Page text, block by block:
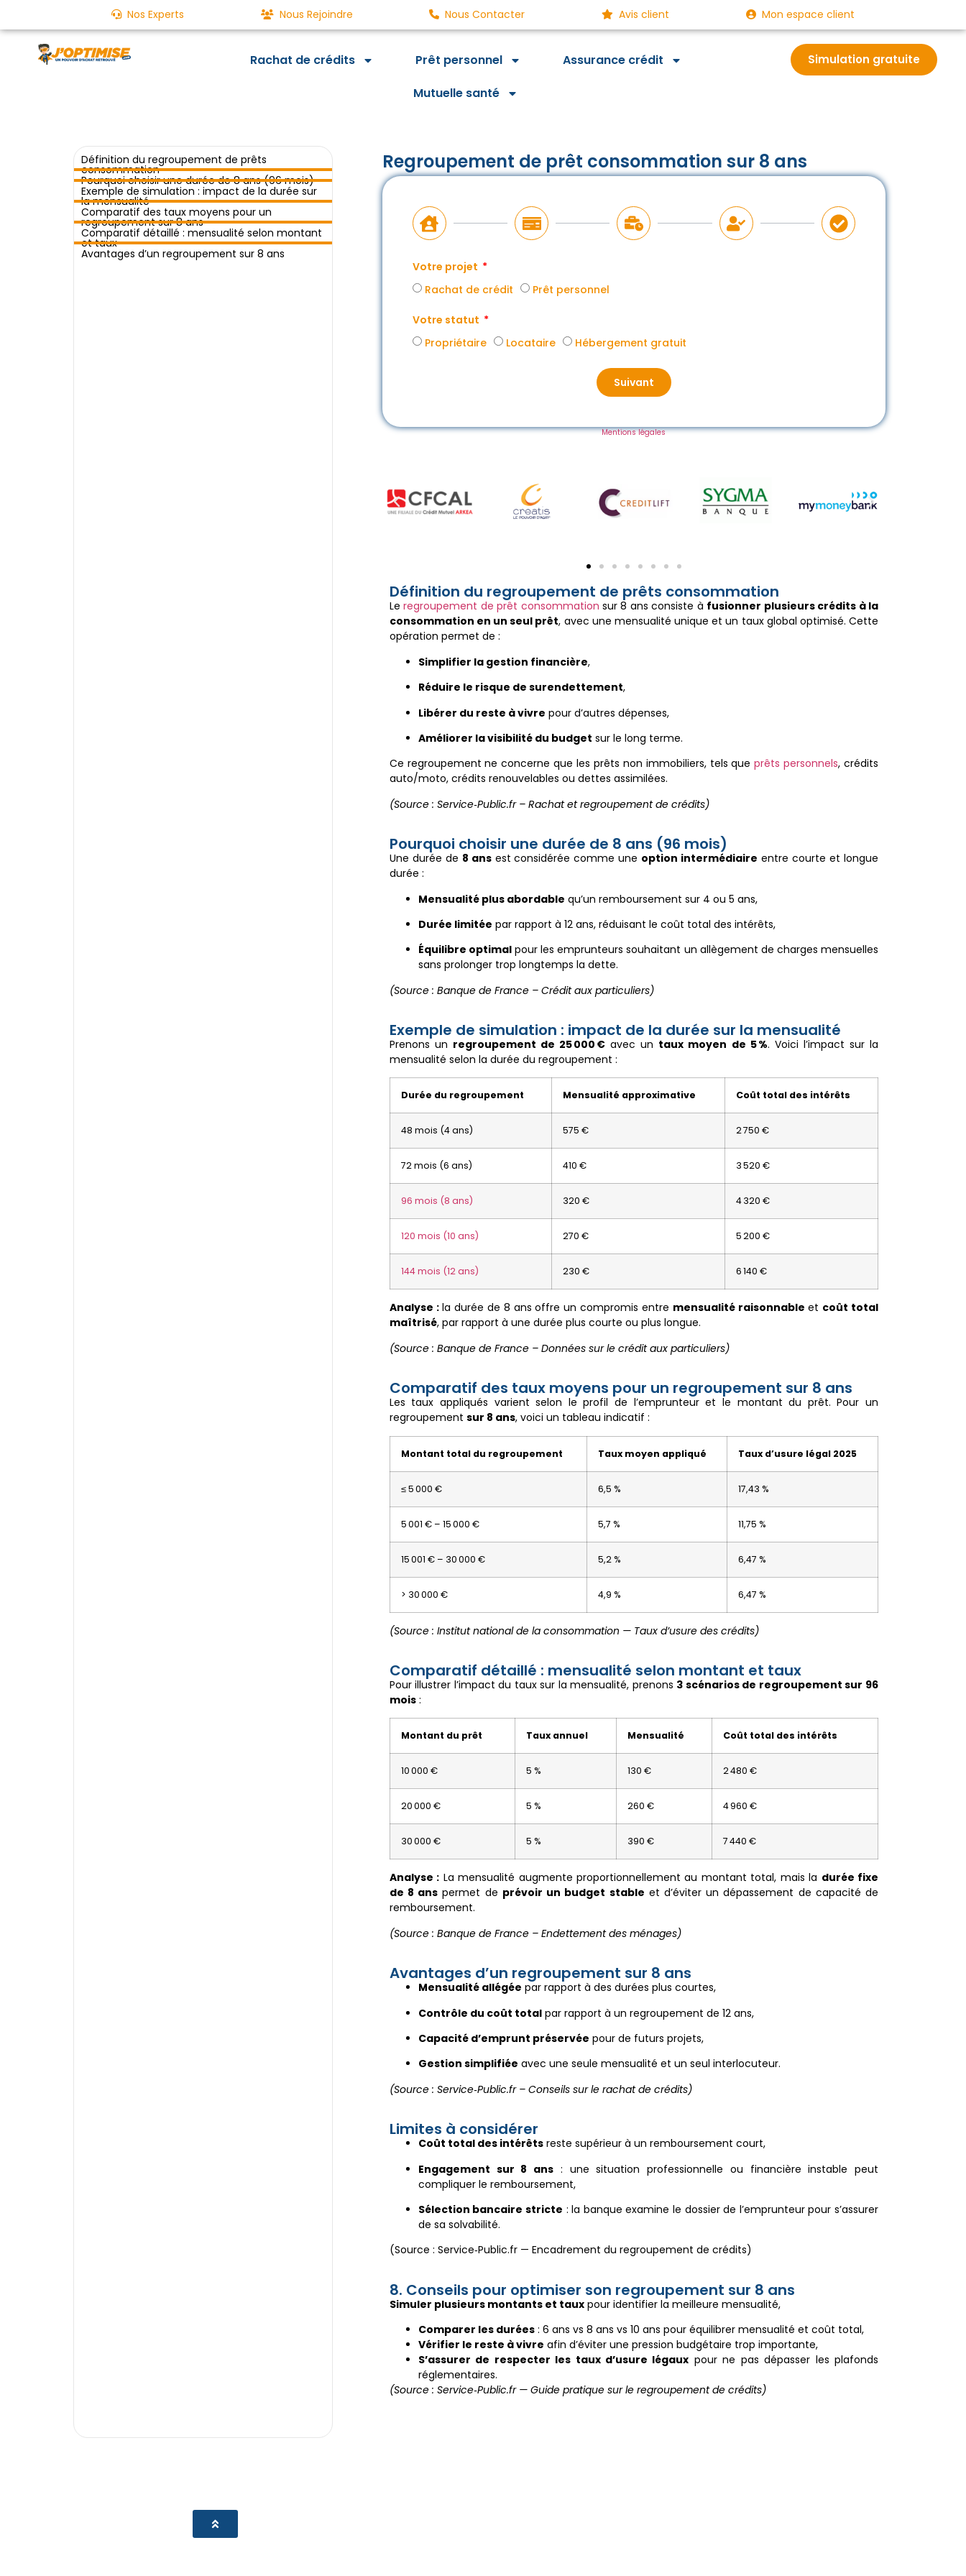
Nos Experts Nous Rejoindre Nous Contacter Avis client Mon espace client
Rachat de crédits Prêt personnel
Assurance crédit
Mutuelle santé
Simulation gratuite
Définition du regroupement de prêts
consommation
Pourquoi choisir une durée de 8 ans (96 mois)
Exemple de simulation : impact de la durée sur
la mensualité
Comparatif des taux moyens pour un
regroupement sur 8 ans
Comparatif détaillé : mensualité selon montant
et taux
Avantages d’un regroupement sur 8 ans
Regroupement de prêt consommation sur 8 ans
Votre projet
Rachat de crédit
Prêt personnel
Votre statut
Propriétaire
Locataire Hébergement gratuit
Suivant
Mentions légales
Définition du regroupement de prêts consommation
Leregroupement de prêt consommation sur 8 ans consiste à fusionner plusieurs crédits à la
consommation en un seul prêt, avec une mensualité unique et un taux global optimisé. Cette
opération permet de :
Simplifier la gestion financière,
Réduire le risque de surendettement,
Libérer du reste à vivre pour d’autres dépenses,
Améliorer la visibilité du budget sur le long terme.
Ce regroupement ne concerne que les prêts non immobiliers, tels queprêts personnels, crédits
auto/moto, crédits renouvelables ou dettes assimilées.
(Source : Service‑Public.fr – Rachat et regroupement de crédits)
Pourquoi choisir une durée de 8 ans (96 mois)
Une durée de 8 ansest considérée comme une option intermédiaire entre courte et longue
durée :
Mensualité plus abordable qu’un remboursement sur 4 ou 5 ans,
Durée limitée par rapport à 12 ans, réduisant le coût total des intérêts,
Équilibre optimalpour les emprunteurs souhaitant un allègement de charges mensuelles
sans prolonger trop longtemps la dette.
(Source : Banque de France – Crédit aux particuliers)
Exemple de simulation : impact de la durée sur la mensualité
Prenons un regroupement de 25 000 € avec un taux moyen de 5 %. Voici l’impact sur la
mensualité selon la durée du regroupement :
Durée du regroupement Mensualité approximative Coût total des intérêts
48 mois (4 ans) 575 € 2 750 €
72 mois (6 ans) 410 € 3 520 €
96 mois (8 ans) 320 € 4 320 €
120 mois (10 ans) 270 € 5 200 €
144 mois (12 ans) 230 € 6 140 €
Analyse :la durée de 8 ans offre un compromis entre mensualité raisonnable et coût total
maîtrisé, par rapport à une durée plus courte ou plus longue.
(Source : Banque de France – Données sur le crédit aux particuliers)
Comparatif des taux moyens pour un regroupement sur 8 ans
Les taux appliqués varient selon le profil de l’emprunteur et le montant du prêt. Pour un
regroupement sur 8 ans, voici un tableau indicatif :
Montant total du regroupement Taux moyen appliqué Taux d’usure légal 2025
≤ 5 000 € 6,5 % 17,43 %
5 001 € – 15 000 € 5,7 % 11,75 %
15 001 € – 30 000 € 5,2 % 6,47 %
> 30 000 € 4,9 % 6,47 %
(Source : Institut national de la consommation — Taux d’usure des crédits)
Comparatif détaillé : mensualité selon montant et taux
Pour illustrer l’impact du taux sur la mensualité, prenons 3 scénarios de regroupement sur 96
mois:
Montant du prêt Taux annuel Mensualité Coût total des intérêts
10 000 € 5 % 130 € 2 480 €
20 000 € 5 % 260 € 4 960 €
30 000 € 5 % 390 € 7 440 €
Analyse : La mensualité augmente proportionnellement au montant total, mais la durée fixe
de 8 ans permet de prévoir un budget stable et d’éviter un dépassement de capacité de
remboursement.
(Source : Banque de France – Endettement des ménages)
Avantages d’un regroupement sur 8 ans
Mensualité allégée par rapport à des durées plus courtes,
Contrôle du coût totalpar rapport à un regroupement de 12 ans,
Capacité d’emprunt préservée pour de futurs projets,
Gestion simplifiée avec une seule mensualité et un seul interlocuteur.
(Source : Service‑Public.fr – Conseils sur le rachat de crédits)
Limites à considérer
Coût total des intérêtsreste supérieur à un remboursement court,
Engagement sur 8 ans : une situation professionnelle ou financière instable peut
compliquer le remboursement,
Sélection bancaire stricte : la banque examine le dossier de l’emprunteur pour s’assurer
de sa solvabilité.
(Source : Service‑Public.fr — Encadrement du regroupement de crédits)
8. Conseils pour optimiser son regroupement sur 8 ans
Simuler plusieurs montants et tauxpour identifier la meilleure mensualité,
Comparer les durées: 6 ans vs 8 ans vs 10 ans pour équilibrer mensualité et coût total,
Vérifier le reste à vivre afin d’éviter une pression budgétaire trop importante,
S’assurer de respecter les taux d’usure légaux pour ne pas dépasser les plafonds
réglementaires.
(Source : Service‑Public.fr — Guide pratique sur le regroupement de crédits)